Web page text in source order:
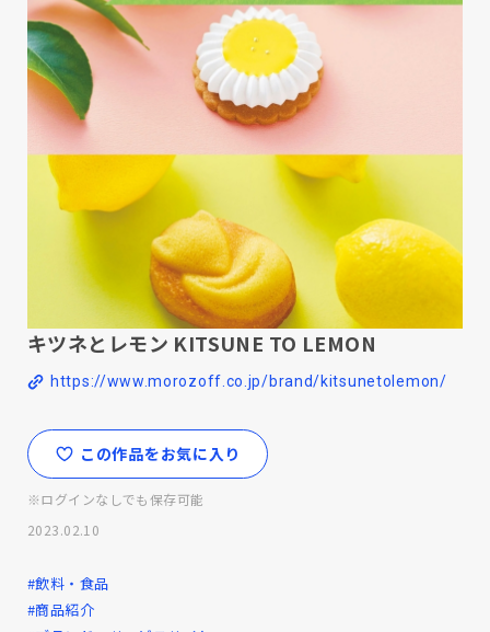
キツネとレモン KITSUNE TO LEMON
https://www.morozoff.co.jp/brand/kitsunetolemon/
この作品をお気に入り
※ログインなしでも保存可能
2023.02.10
#飲料・食品
#商品紹介